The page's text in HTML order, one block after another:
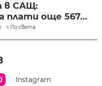
в САЩ:
плати още 567...
По света
Instagram